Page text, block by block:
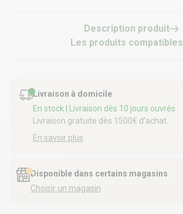
Description produit
Les produits compatibles
Livraison à domicile
En stock
| Livraison dès 10 jours ouvrés
Livraison gratuite dès 1500€ d’achat.
En savoir plus
Disponible dans certains magasins
Choisir un magasin